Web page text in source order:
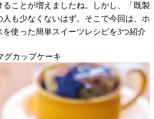
ことが増えましたね。しかし、「既製
も少なくないはず。そこで今回は、ホ
を使った簡単スイーツレシピを3つ紹介
グカップケーキ